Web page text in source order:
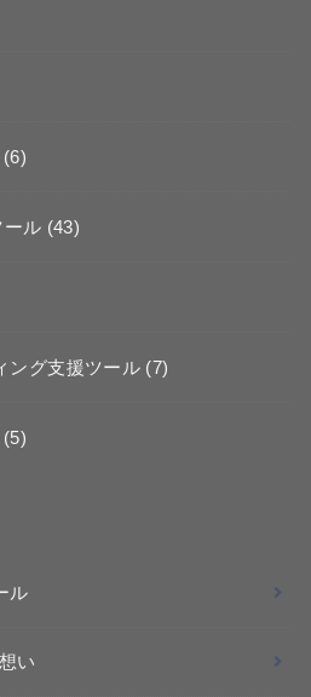
(6)
ール (43)
ング支援ツール (7)
(5)
ル
い